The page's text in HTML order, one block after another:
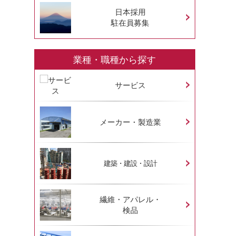
日本採用
駐在員募集
業種・職種から探す
サービス
メーカー・製造業
建築・建設・設計
繊維・アパレル・
検品